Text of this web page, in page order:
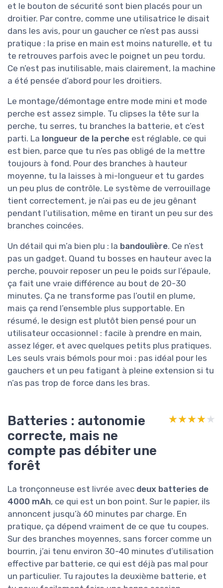
et le bouton de sécurité sont bien placés pour un
droitier. Par contre, comme une utilisatrice le disait
dans les avis, pour un gaucher ce n’est pas aussi
pratique : la prise en main est moins naturelle, et tu
te retrouves parfois avec le poignet un peu tordu.
Ce n’est pas inutilisable, mais clairement, la machine
a été pensée d’abord pour les droitiers.
Le montage/démontage entre mode mini et mode
perche est assez simple. Tu clipses la tête sur la
perche, tu serres, tu branches la batterie, et c’est
parti. La longueur de la perche est réglable, ce qui
est bien, parce que tu n’es pas obligé de la mettre
toujours à fond. Pour des branches à hauteur
moyenne, tu la laisses à mi-longueur et tu gardes
un peu plus de contrôle. Le système de verrouillage
tient correctement, je n’ai pas eu de jeu gênant
pendant l’utilisation, même en tirant un peu sur des
branches coincées.
Un détail qui m’a bien plu : la bandoulière. Ce n’est
pas un gadget. Quand tu bosses en hauteur avec la
perche, pouvoir reposer un peu le poids sur l’épaule,
ça fait une vraie différence au bout de 20-30
minutes. Ça ne transforme pas l’outil en plume,
mais ça rend l’ensemble plus supportable. En
résumé, le design est plutôt bien pensé pour un
utilisateur occasionnel : facile à prendre en main,
assez léger, et avec quelques petits plus pratiques.
Les seuls vrais bémols pour moi : pas idéal pour les
gauchers et un peu fatigant à pleine extension si tu
n’as pas trop de force dans les bras.
Batteries : autonomie
correcte, mais ne
compte pas débiter une
forêt
★★★★★
★★★★★
La tronçonneuse est livrée avec deux batteries de
4000 mAh, ce qui est un bon point. Sur le papier, ils
annoncent jusqu’à 60 minutes par charge. En
pratique, ça dépend vraiment de ce que tu coupes.
Sur des branches moyennes, sans forcer comme un
bourrin, j’ai tenu environ 30-40 minutes d’utilisation
effective par batterie, ce qui est déjà pas mal pour
un particulier. Tu rajoutes la deuxième batterie, et